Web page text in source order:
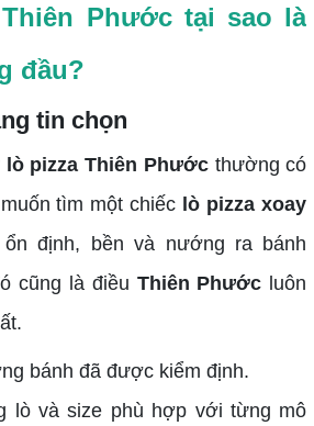
Phước tại sao là
đầu?
tin chọn
lò pizza Thiên Phướcthường có
tìm một chiếc lò pizza xoay
ổn định, bền và nướng ra bánh
cũng là điều Thiên Phước luôn
bánh đã được kiểm định.
lò và size phù hợp với từng mô